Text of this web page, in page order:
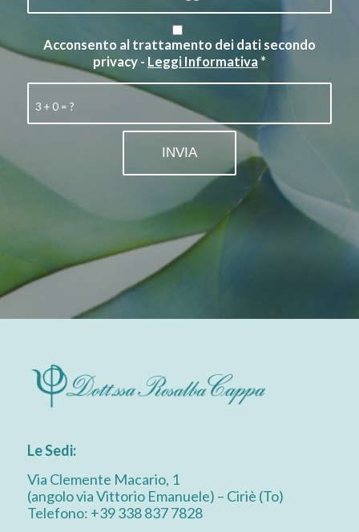
Acconsento al trattamento dei dati secondo
privacy - Leggi Informativa *
3 + 0 = ?
Le Sedi:
Via Clemente Macario, 1
(angolo via Vittorio Emanuele) – Ciriè (To)
Telefono: +39 338 837 7828